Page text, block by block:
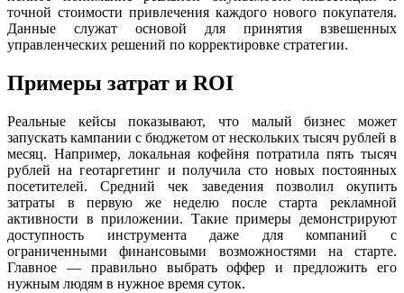
точной стоимости привлечения каждого нового покупателя.
Данные служат основой для принятия взвешенных
управленческих решений по корректировке стратегии.
Примеры затрат и ROI
Реальные кейсы показывают, что малый бизнес может
запускать кампании с бюджетом от нескольких тысяч рублей в
месяц. Например, локальная кофейня потратила пять тысяч
рублей на геотаргетинг и получила сто новых постоянных
посетителей. Средний чек заведения позволил окупить
затраты в первую же неделю после старта рекламной
активности в приложении. Такие примеры демонстрируют
доступность инструмента даже для компаний с
ограниченными финансовыми возможностями на старте.
Главное — правильно выбрать оффер и предложить его
нужным людям в нужное время суток.